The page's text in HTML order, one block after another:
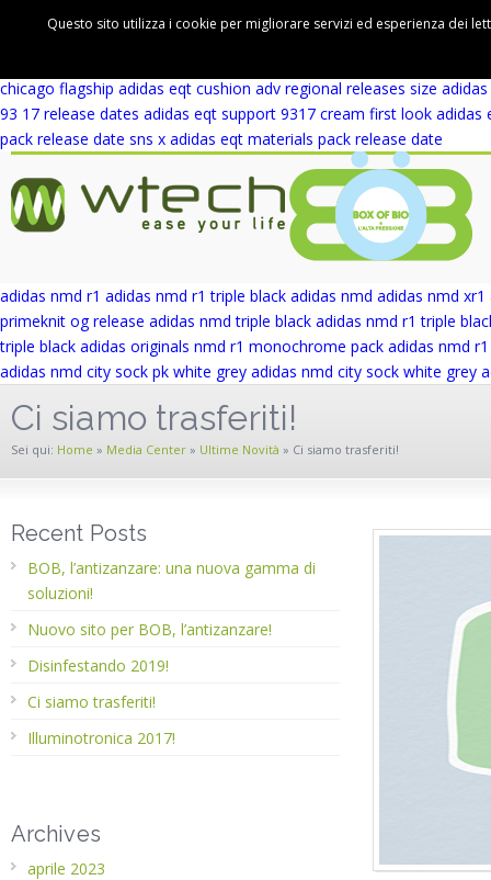
adidas eqt support 93 winter wool release date
adidas eqt support
cushion adv first look
adidas eqt cushion adv blue europe
chicago flagship adidas eqt cushion adv regional releases size
93 17 release dates adidas eqt support 9317 cream first look adidas
pack release date sns x adidas eqt materials pack release date
adidas nmd r1 adidas nmd r1 triple black adidas nmd adidas nmd xr1
primeknit og release adidas nmd triple black adidas nmd r1 triple
triple black adidas originals nmd r1 monochrome pack adidas nmd
adidas nmd city sock pk white grey adidas nmd city sock white grey
Ci siamo trasferiti!
Sei qui: Home » Media Center » Ultime Novità » Ci siamo trasferiti!
Recent Posts
BOB, l’antizanzare: una nuova gamma di
soluzioni!
Nuovo sito per BOB, l’antizanzare!
Disinfestando 2019!
Ci siamo trasferiti!
Illuminotronica 2017!
Archives
aprile 2023
Questo sito utilizza i cookie per migliorare servizi ed esperienza dei